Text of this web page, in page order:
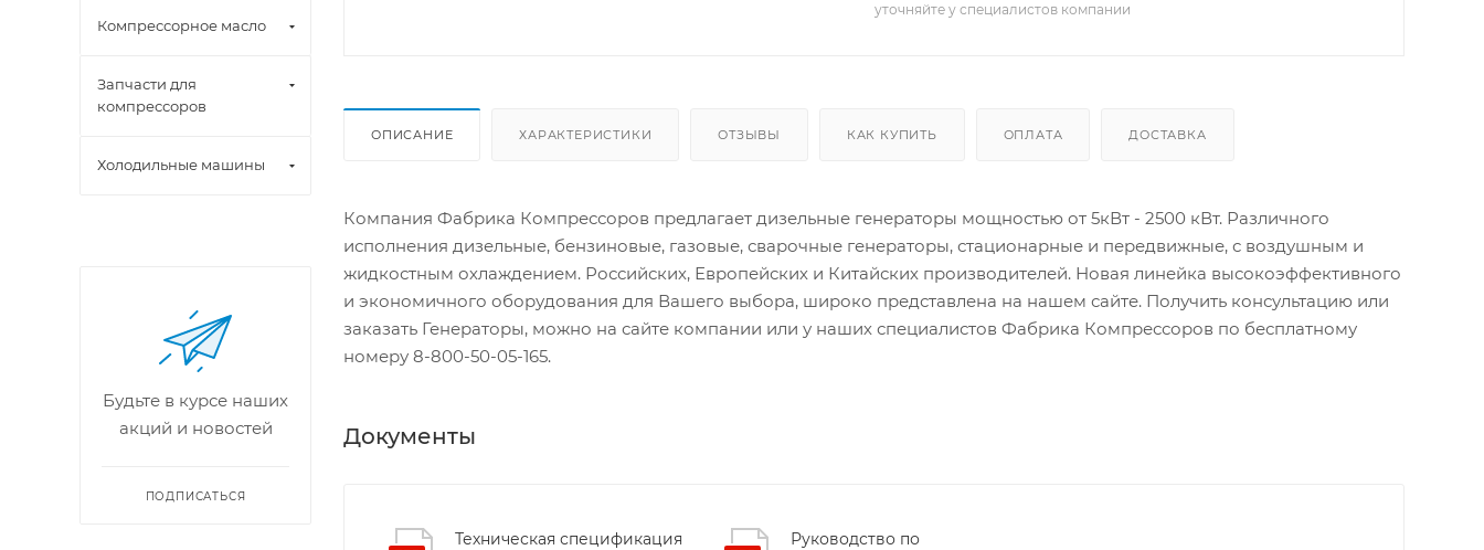
уточняйте у специалистов компании
ОПИСАНИЕ ХАРАКТЕРИСТИКИ ОТЗЫВЫ КАК КУПИТЬ ОПЛАТА ДОСТАВКА
Компания Фабрика Компрессоров предлагает дизельные генераторы мощностью от 5кВт - 2500 кВт. Различного
исполнения дизельные, бензиновые, газовые, сварочные генераторы, стационарные и передвижные, с воздушным и
жидкостным охлаждением. Российских, Европейских и Китайских производителей. Новая линейка высокоэффективного
и экономичного оборудования для Вашего выбора, широко представлена на нашем сайте. Получить консультацию или
заказать Генераторы, можно на сайте компании или у наших специалистов Фабрика Компрессоров по бесплатному
номеру 8-800-50-05-165.
Документы
Техническая спецификация
Руководство по
Компрессорное масло
Запчасти для
компрессоров
Холодильные машины
Будьте в курсе наших
акций и новостей
ПОДПИСАТЬСЯ